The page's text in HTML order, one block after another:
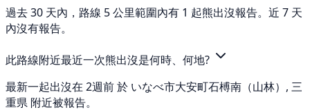
過去 30 天內，路線 5 公里範圍內有 1 起熊出沒報告。近 7 天
內沒有報告。
此路線附近最近一次熊出沒是何時、何地?
最新一起出沒在 2週前 於 いなべ市大安町石榑南（山林）, 三
重県 附近被報告。